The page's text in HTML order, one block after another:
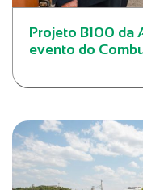
Projeto B100 da
evento do